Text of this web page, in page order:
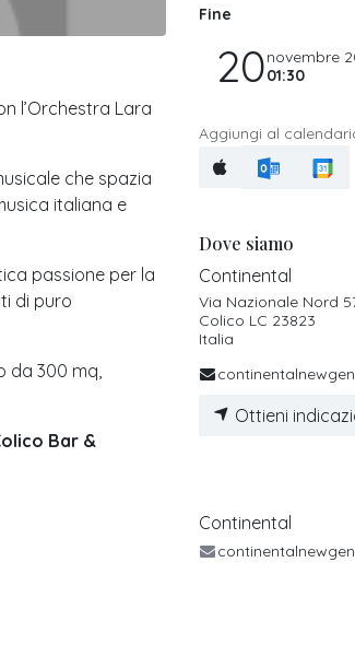
l’Orchestra Lara
che spazia
italiana e
passione per la
di puro
da 300 mq,
Bar &
Fine
20novembre
01:30
Aggiungi al
Dove siamo
Continental
Via Nazionale Nord
Colico LC 23823
Italia
Ottieni
Continental